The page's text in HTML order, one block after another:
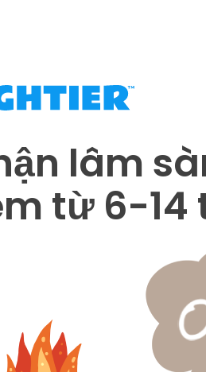
lâm
từ 6-14